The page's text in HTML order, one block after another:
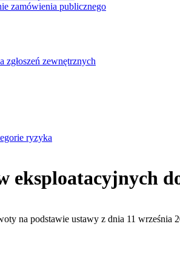
zamówienia publicznego
zewnętrznych
ryzyka
eksploatacyjnych
na podstawie ustawy z dnia 11 września